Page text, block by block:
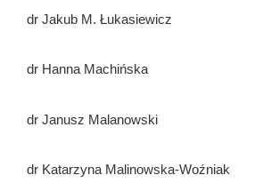
dr Jakub M. Łukasiewicz
dr Hanna Machińska
dr Janusz Malanowski
dr Katarzyna Malinowska-Woźniak